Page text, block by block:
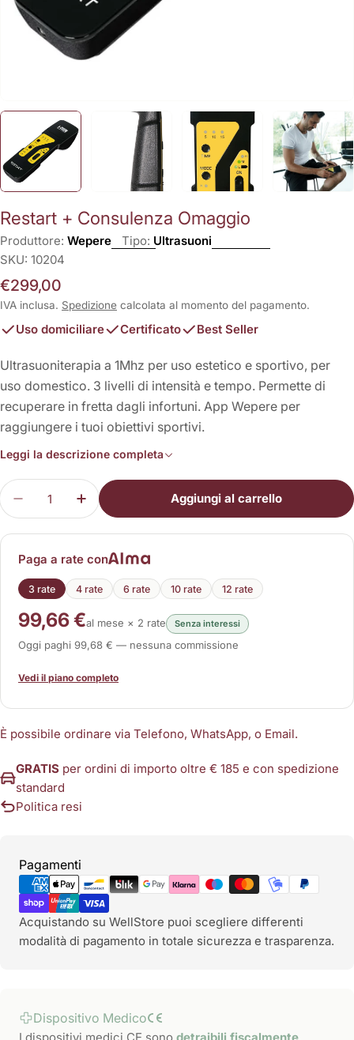
Restart + Consulenza Omaggio
Produttore: Wepere Tipo: Ultrasuoni
SKU: 10204
Prezzo
normale
€299,00
IVA inclusa. Spedizione calcolata al momento del pagamento.
Uso domiciliare Certificato Best Seller
Ultrasuoniterapia a 1Mhz per uso estetico e sportivo, per
uso domestico. 3 livelli di intensità e tempo. Permette di
recuperare in fretta dagli infortuni. App Wepere per
raggiungere i tuoi obiettivi sportivi.
Leggi la descrizione completa
Quantità
Diminuisci la quantità per Restart + Consulenza
Aumenta la quantità per Restart +
Aggiungi al carrello
Paga a rate con
3 rate 4 rate 6 rate 10 rate 12 rate
99,66 €al mese × 2 rate Senza interessi
Oggi paghi 99,68 € — nessuna commissione
Vedi il piano completo
È possibile ordinare via Telefono, WhatsApp, o Email.
GRATIS per ordini di importo oltre € 185 e con spedizione
standard
Politica resi
Pagamenti
Metodi
di
pagamento
Acquistando su WellStore puoi scegliere differenti
modalità di pagamento in totale sicurezza e trasparenza.
Dispositivo Medico